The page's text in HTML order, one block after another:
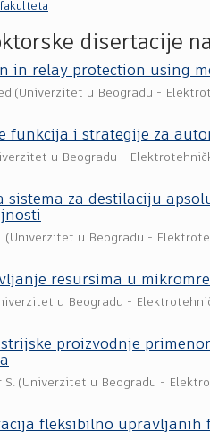
disertacije
in relay protection using
(Univerzitet u Beogradu -
funkcija i strategije za
u Beogradu -
sistema za destilaciju
(Univerzitet u Beogradu -
resursima u
u Beogradu -
proizvodnje
S. (Univerzitet u Beogradu -
fleksibilno upravljanih